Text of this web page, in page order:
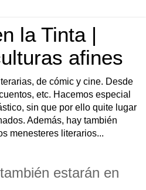
la Tinta |
afines
de cómic y cine. Desde
etc. Hacemos especial
sin que por ello quite lugar
Además, hay también
menesteres literarios...
estarán en